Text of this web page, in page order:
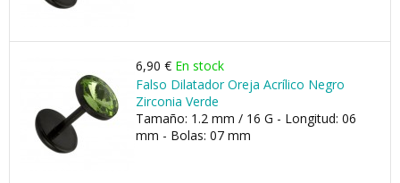
6,90 € En stock
Falso Dilatador Oreja Acrílico Negro
Zirconia Verde
Tamaño: 1.2 mm / 16 G - Longitud: 06
mm - Bolas: 07 mm